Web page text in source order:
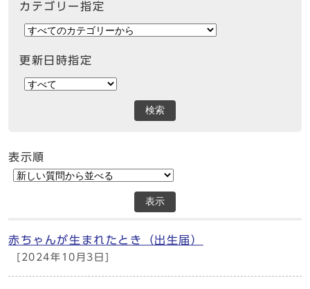
カテゴリー指定
更新日時指定
検索
表示順
表示
赤ちゃんが生まれたとき（出生届）
[2024年10月3日]